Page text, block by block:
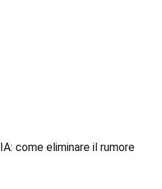
come eliminare il rumore